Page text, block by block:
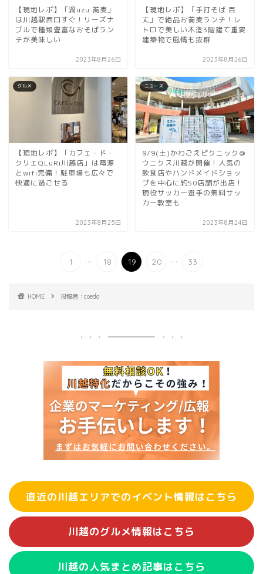
【現地レポ】「渦uzu 蕎麦」
は川越駅西口すぐ！リーズナ
ブルで種類豊富なおそばラン
チが美味しい
2023年8月26日
【現地レポ】「手打そば 百
丈」で絶品お蕎麦ランチ！レ
トロで美しい木造3階建て重要
建築物で風情も抜群
2023年8月26日
グルメ
【現地レポ】「カフェ・ド・
クリエQLuRi川越店」は電源
とwifi完備！駐車場も広々で
快適に過ごせる
2023年8月25日
ニュース
9/9(土)かわごえピクニック＠
ウニクス川越が開催！人気の
飲食店やハンドメイドショッ
プを中心に約50店舗が出店！
現役サッカー選手の無料サッ
カー教室も
2023年8月24日
1 ... 18 19 20 ... 33
HOME 投稿者：coedo
直近の川越エリアでのイベント情報はこちら
川越のグルメ情報はこちら
川越の人気まとめ記事はこちら